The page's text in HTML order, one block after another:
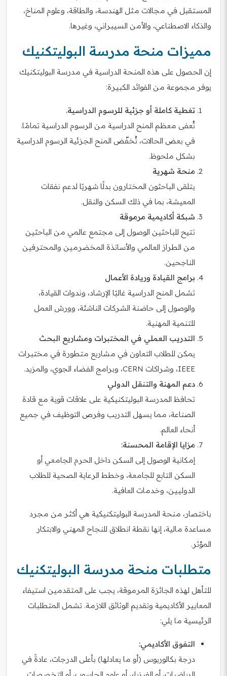
المستقبل في مجالات مثل الهندسة، والطاقة، وعلوم المناخ،
والذكاء الاصطناعي، والأمن السيبراني، وغيرها.
مميزات منحة مدرسة البوليتكنيك
إن الحصول على هذه المنحة الدراسية في مدرسة البوليتكنيك
يوفر مجموعة من الفوائد الكبيرة:
تغطية كاملة أو جزئية للرسوم الدراسية.
تُعفى معظم المنح الدراسية من الرسوم الدراسية تمامًا.
في بعض الحالات، تُخفّض المنح الجزئية الرسوم الدراسية
بشكل ملحوظ.
منحة شهرية
يتلقى الباحثون المختارون بدلًا شهريًا لدعم نفقات
المعيشة، بما في ذلك السكن والنقل.
شبكة أكاديمية مرموقة
تتيح للباحثين الوصول إلى مجتمع عالمي من الباحثين
من الطراز العالمي والأساتذة المخضرمين والمحترفين
الناجحين.
برامج القيادة وريادة الأعمال
تشمل المنح الدراسية غالبًا الإرشاد، وندوات القيادة،
والوصول إلى حاضنة الشركات الناشئة، وورش العمل
للتنمية المهنية.
التدريب العملي في المختبرات ومشاريع البحث
يمكن للطلاب التعاون في مشاريع متطورة في مختبرات
IEEE، وشراكات CERN، وبرامج الفضاء الجوي، والمزيد.
دعم المهنة والتنقل الدولي
تحافظ المدرسة البوليتكنيكية على علاقات قوية مع قادة
الصناعة، مما يسهل التدريب وفرص التوظيف في جميع
أنحاء العالم.
مزايا الإقامة المحسنة:
إمكانية الوصول إلى السكن داخل الحرم الجامعي أو
السكن التابع للجامعة، وخطط الرعاية الصحية للطلاب
الدوليين، وخدمات العافية.
باختصار، منحة المدرسة البوليتكنيكية هي أكثر من مجرد
مساعدة مالية، إنها نقطة انطلاق للنجاح المهني والابتكار
المؤثر.
متطلبات منحة مدرسة البوليتكنيك
للتأهل لهذه الجائزة المرموقة، يجب على المتقدمين استيفاء
المعايير الأكاديمية وتقديم الوثائق اللازمة. تشمل المتطلبات
الرئيسية ما يلي:
التفوق الأكاديمي:
درجة بكالوريوس (أو ما يعادلها) بأعلى الدرجات، عادةً في